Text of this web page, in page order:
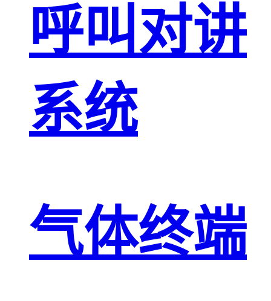
呼叫对讲
系统
气体终端